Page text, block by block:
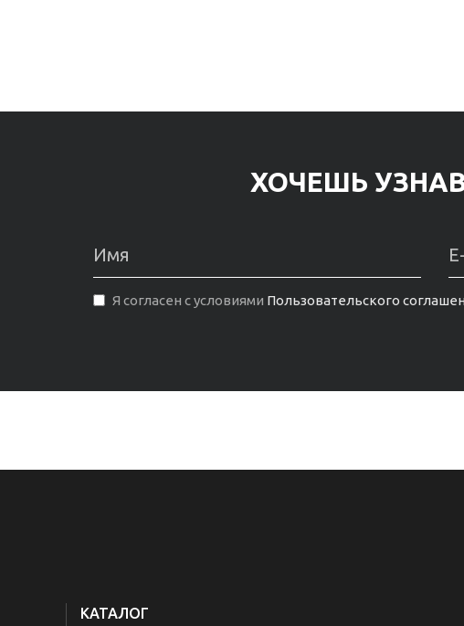
ХОЧЕШЬ
Я согласен с условиями Пользовательского
КАТАЛОГ